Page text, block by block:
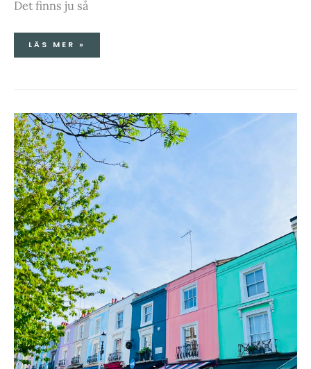
Det finns ju så
LÄS MER »
DAG
4
PORTOBELLO
MARKET-
ANTIKVITETER
&
LYXIGA
BAKVERK